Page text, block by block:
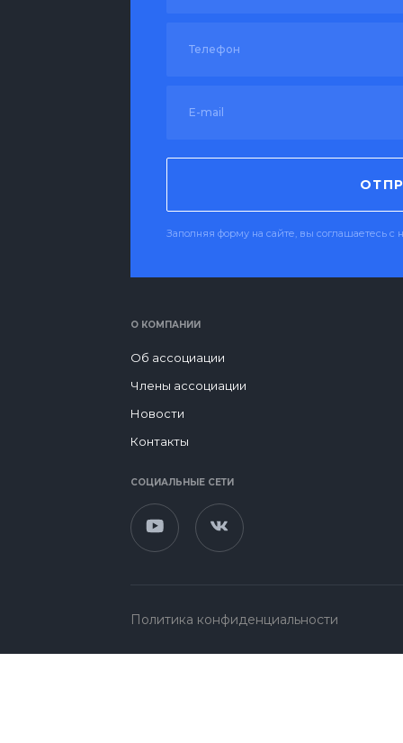
Заполняя форму на сайте, вы соглашаетесь
О КОМПАНИИ
Об ассоциации
Члены ассоциации
Новости
Контакты
СОЦИАЛЬНЫЕ СЕТИ
Политика конфиденциальности